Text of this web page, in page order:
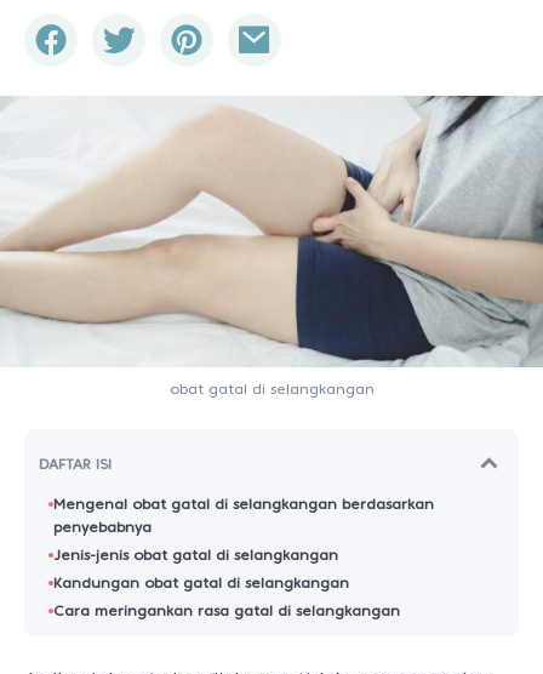
obat gatal di selangkangan
DAFTAR ISI
Mengenal obat gatal di selangkangan berdasarkan
penyebabnya
Jenis-jenis obat gatal di selangkangan
Kandungan obat gatal di selangkangan
Cara meringankan rasa gatal di selangkangan